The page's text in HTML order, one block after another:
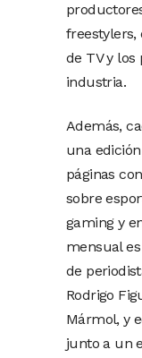
freestylers,
de TV y
industria.
Además,
una
páginas
sobre
gaming y
mensual
de
Rodrigo
Mármol, y
junto a un